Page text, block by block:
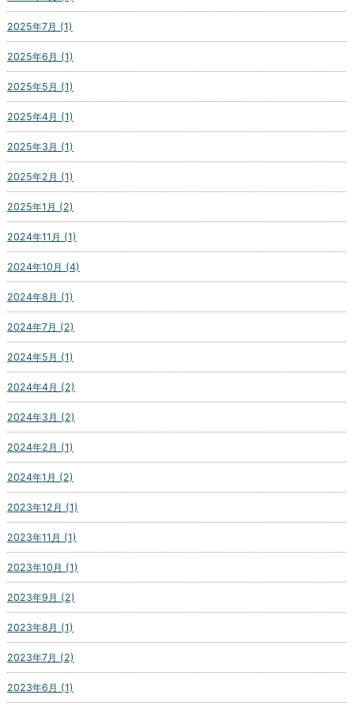
2025年7月 (1)
2025年6月 (1)
2025年5月 (1)
2025年4月 (1)
2025年3月 (1)
2025年2月 (1)
2025年1月 (2)
2024年11月 (1)
2024年10月 (4)
2024年8月 (1)
2024年7月 (2)
2024年5月 (1)
2024年4月 (2)
2024年3月 (2)
2024年2月 (1)
2024年1月 (2)
2023年12月 (1)
2023年11月 (1)
2023年10月 (1)
2023年9月 (2)
2023年8月 (1)
2023年7月 (2)
2023年6月 (1)